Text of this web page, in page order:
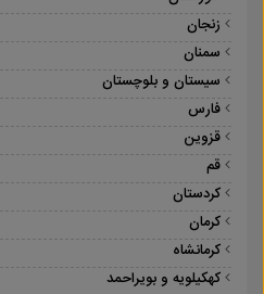
زنجان
سمنان
سیستان و بلوچستان
فارس
قزوین
قم
کردستان
کرمان
کرمانشاه
کهکیلویه و بویراحمد